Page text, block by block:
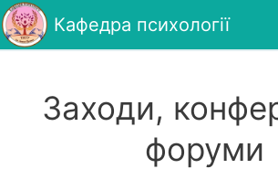
Кафедра психології
Заходи,
форуми